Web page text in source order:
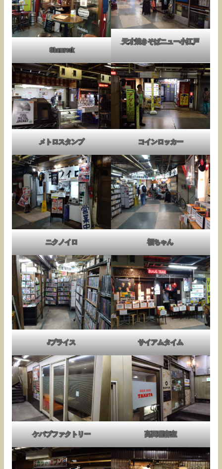
Shamrock
天才焼きそばニュー小江戸
メトロスタンプ コインロッカー
ニクノイロ 福ちゃん
Jプライス サイアムタイム
ケバブファクトリー 高田理容室